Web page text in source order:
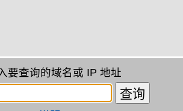
要查询的域名或 IP 地址